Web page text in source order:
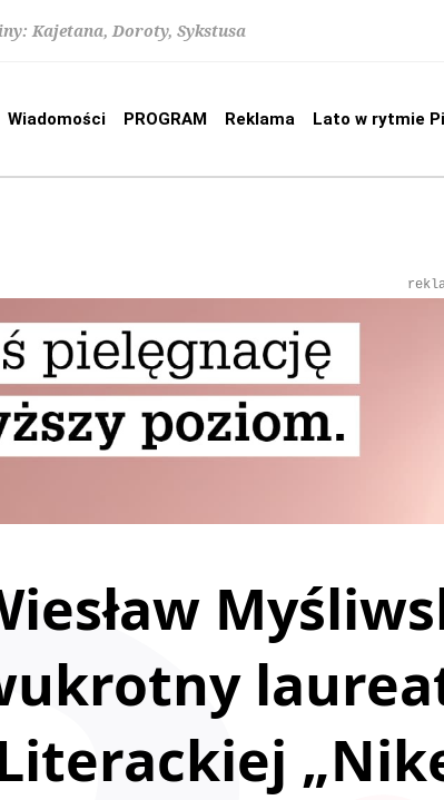
Kajetana, Doroty, Sykstusa
Wiadomości PROGRAM Reklama Lato w rytmie